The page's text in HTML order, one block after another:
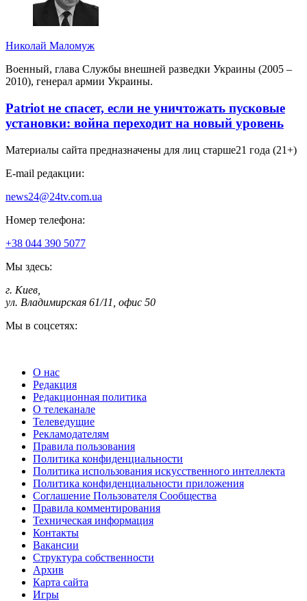
Николай Маломуж
Военный, глава Службы внешней разведки Украины (2005 –
2010), генерал армии Украины.
Patriot не спасет, если не уничтожать пусковые
установки: война переходит на новый уровень
Материалы сайта предназначены для лиц старше21 года (21+)
E-mail редакции:
news24@24tv.com.ua
Номер телефона:
+38 044 390 5077
Мы здесь:
г. Киев
ул. Владимирская 61/11, офис 50
Мы в соцсетях:
О нас
Редакция
Редакционная политика
О телеканале
Телеведущие
Рекламодателям
Правила пользования
Политика конфиденциальности
Политика использования искусственного интеллекта
Политика конфиденциальности приложения
Соглашение Пользователя Сообщества
Правила комментирования
Техническая информация
Контакты
Вакансии
Структура собственности
Архив
Карта сайта
Игры